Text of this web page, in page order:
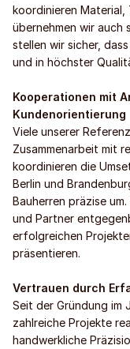
koordinieren Material,
übernehmen wir auch
stellen wir sicher,
und in höchster
Kooperationen mit
Kundenorientierung
Viele unserer
Zusammenarbeit mit
koordinieren die
Berlin und
Bauherren präzise
und Partner
erfolgreichen
präsentieren.
Vertrauen durch
Seit der Gründung im
zahlreiche Projekte
handwerkliche